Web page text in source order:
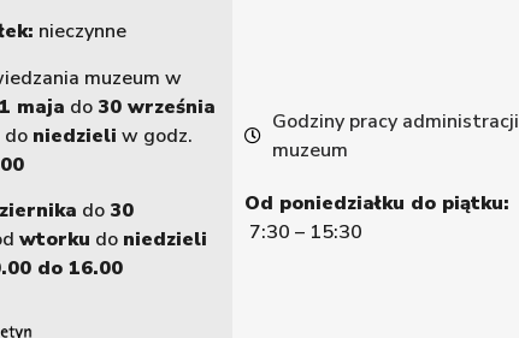
nieczynne
muzeum w
1 maja do 30 września
do niedzieli w godz.
do 30
wtorku do niedzieli
do 16.00
Godziny pracy administracji
muzeum
Od poniedziałku do piątku:
7:30 – 15:30